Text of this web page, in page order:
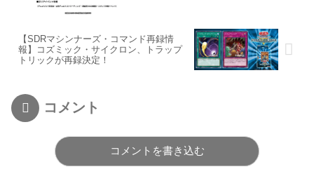
【SDRマシンナーズ・コマンド再録情
報】コズミック・サイクロン、トラップ
トリックが再録決定！
コメント
コメントを書き込む